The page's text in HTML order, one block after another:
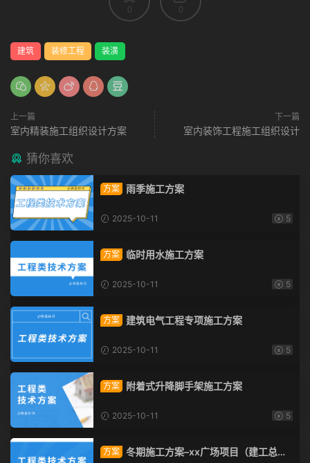
0 0
建筑 装修工程 装潢
上一篇
室内精装施工组织设计方案
下一篇
室内装饰工程施工组织设计
猜你喜欢
方案 雨季施工方案
2025-10-11 5
方案 临时用水施工方案
2025-10-11 5
方案 建筑电气工程专项施工方案
2025-10-11 5
方案 附着式升降脚手架施工方案
2025-10-11 5
方案 冬期施工方案–xx广场项目（建工总承